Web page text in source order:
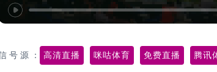
号 源 ： 高清直播 咪咕体育 免费直播 腾讯